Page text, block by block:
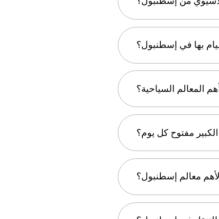
بها في إسطنبول؟
المعالم السياحية؟
مفتوح كل يوم؟
معالم إسطنبول؟